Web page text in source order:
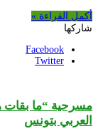
أكمل القراءة »
شاركها
Facebook
Twitter
مسرحية “ما بقات
العربي بتونس